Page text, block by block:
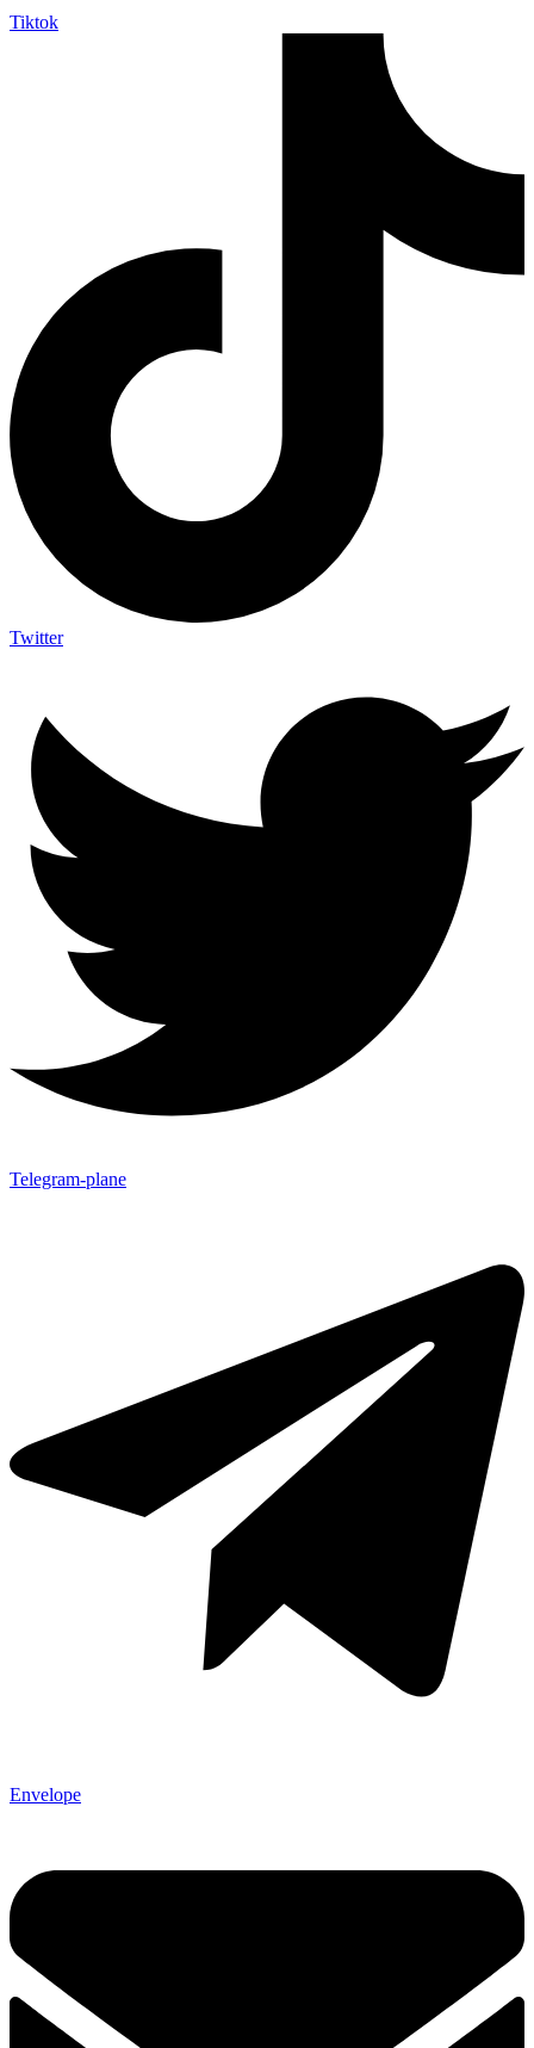
Tiktok
Twitter
Telegram-plane
Envelope